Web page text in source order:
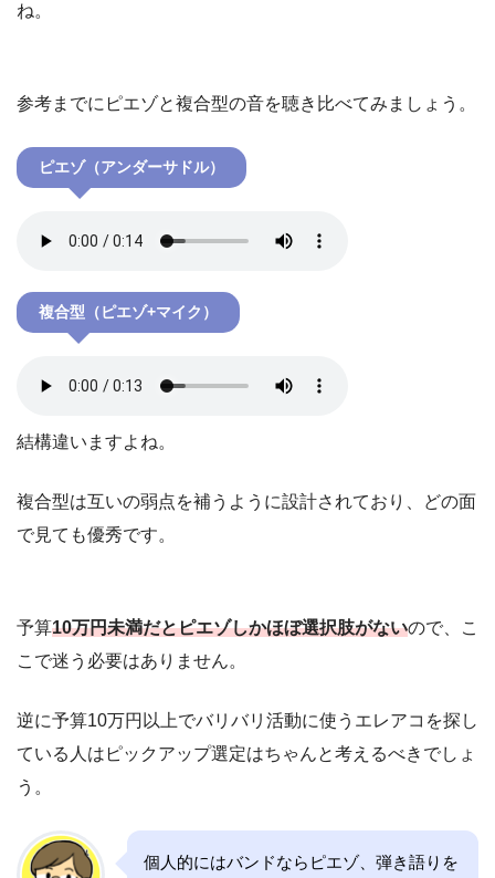
ね。
参考までにピエゾと複合型の音を聴き比べてみましょう。
ピエゾ（アンダーサドル）
複合型（ピエゾ+マイク）
結構違いますよね。
複合型は互いの弱点を補うように設計されており、どの面
で見ても優秀です。
予算10万円未満だとピエゾしかほぼ選択肢がないので、こ
こで迷う必要はありません。
逆に予算10万円以上でバリバリ活動に使うエレアコを探し
ている人はピックアップ選定はちゃんと考えるべきでしょ
う。
個人的にはバンドならピエゾ、弾き語りを